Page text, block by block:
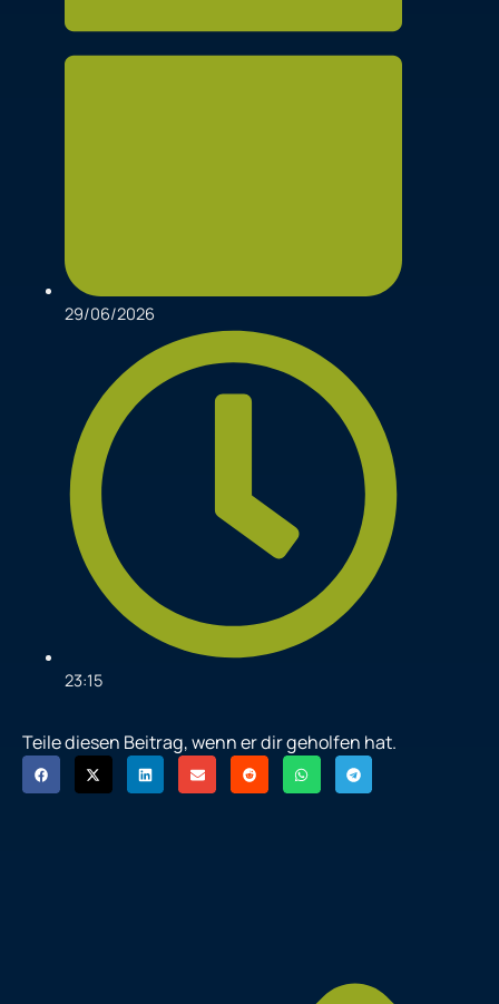
29/06/2026
23:15
Teile diesen Beitrag, wenn er dir geholfen hat.